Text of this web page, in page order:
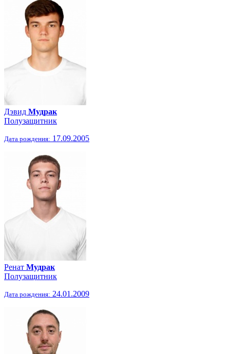
Дэвид Мудрак
Полузащитник
Дата рождения: 17.09.2005
Ренат Мудрак
Полузащитник
Дата рождения: 24.01.2009